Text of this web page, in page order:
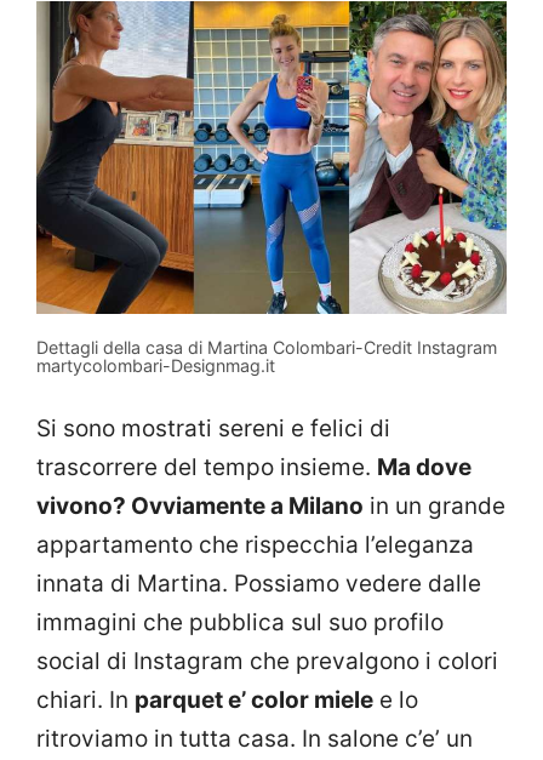
Dettagli della casa di Martina Colombari-Credit Instagram
martycolombari-Designmag.it
Si sono mostrati sereni e felici di
trascorrere del tempo insieme. Ma dove
vivono? Ovviamente a Milano in un grande
appartamento che rispecchia l’eleganza
innata di Martina. Possiamo vedere dalle
immagini che pubblica sul suo profilo
social di Instagram che prevalgono i colori
chiari. In parquet e’ color miele e lo
ritroviamo in tutta casa. In salone c’e’ un